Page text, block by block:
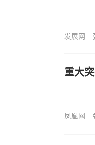
发展网
重大
凤凰网